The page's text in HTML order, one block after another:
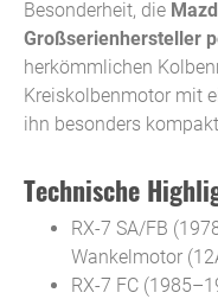
Besonderheit, die
Großserienhersteller
herkömmlichen
Kreiskolbenmotor mit
ihn besonders
Technische
RX-7 SA/FB
Wankelmotor
RX-7 FC